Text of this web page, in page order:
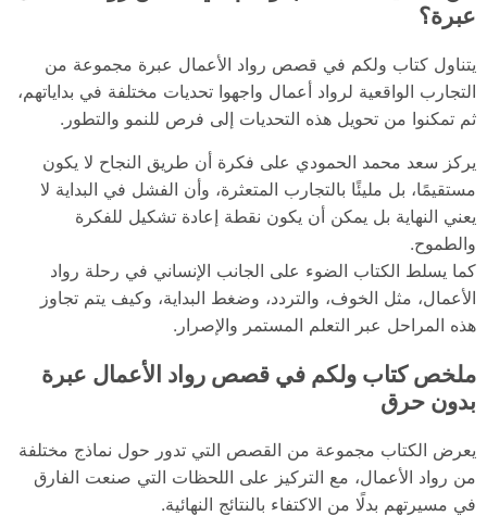
عبرة؟
يتناول كتاب ولكم في قصص رواد الأعمال عبرة مجموعة من
التجارب الواقعية لرواد أعمال واجهوا تحديات مختلفة في بداياتهم،
ثم تمكنوا من تحويل هذه التحديات إلى فرص للنمو والتطور.
يركز سعد محمد الحمودي على فكرة أن طريق النجاح لا يكون
مستقيمًا، بل مليئًا بالتجارب المتعثرة، وأن الفشل في البداية لا
يعني النهاية بل يمكن أن يكون نقطة إعادة تشكيل للفكرة
والطموح.
كما يسلط الكتاب الضوء على الجانب الإنساني في رحلة رواد
الأعمال، مثل الخوف، والتردد، وضغط البداية، وكيف يتم تجاوز
هذه المراحل عبر التعلم المستمر والإصرار.
ملخص كتاب ولكم في قصص رواد الأعمال عبرة
بدون حرق
يعرض الكتاب مجموعة من القصص التي تدور حول نماذج مختلفة
من رواد الأعمال، مع التركيز على اللحظات التي صنعت الفارق
في مسيرتهم بدلًا من الاكتفاء بالنتائج النهائية.